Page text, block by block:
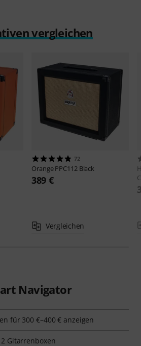
vergleichen
72
OrangePPC112 Black
389 €
Vergleichen
Navigator
für 300 €–400 € anzeigen
Gitarrenboxen